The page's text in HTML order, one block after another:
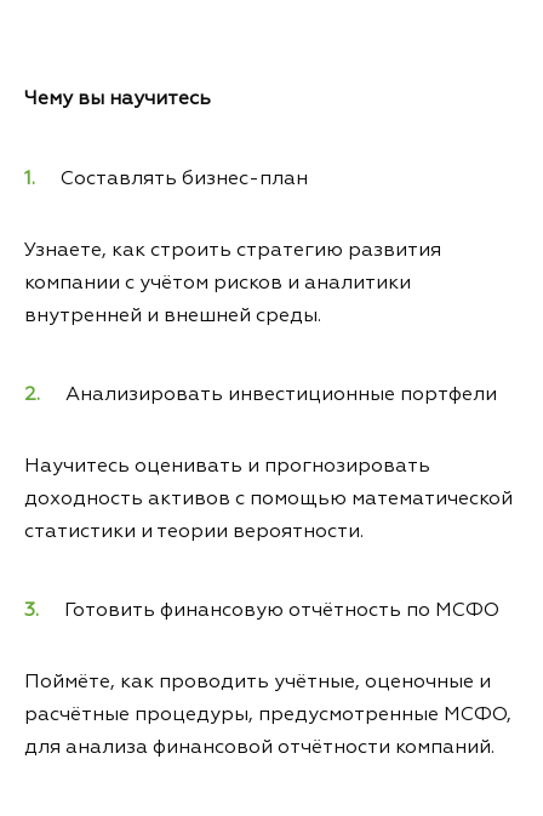
Чему вы научитесь
Составлять бизнес-план
Узнаете, как строить стратегию развития
компании с учётом рисков и аналитики
внутренней и внешней среды.
Анализировать инвестиционные портфели
Научитесь оценивать и прогнозировать
доходность активов с помощью математической
статистики и теории вероятности.
Готовить финансовую отчётность по МСФО
Поймёте, как проводить учётные, оценочные и
расчётные процедуры, предусмотренные МСФО,
для анализа финансовой отчётности компаний.